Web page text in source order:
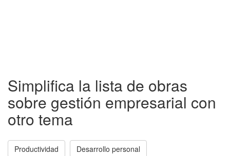
Simplifica la lista de obras
sobre gestión empresarial con
otro tema
Productividad Desarrollo personal